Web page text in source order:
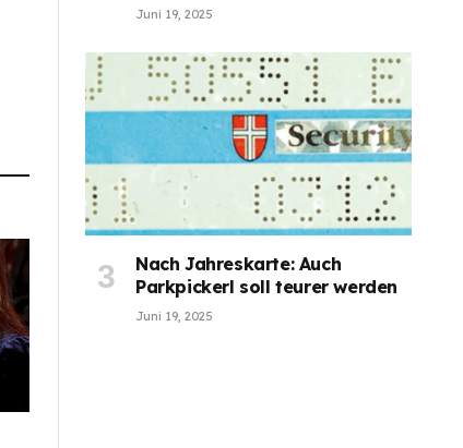
Juni 19, 2025
Nach Jahreskarte: Auch
Parkpickerl soll teurer werden
Juni 19, 2025